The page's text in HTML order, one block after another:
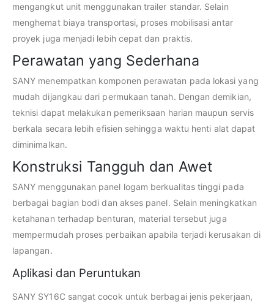
mengangkut unit menggunakan trailer standar. Selain
menghemat biaya transportasi, proses mobilisasi antar
proyek juga menjadi lebih cepat dan praktis.
Perawatan yang Sederhana
SANY menempatkan komponen perawatan pada lokasi yang
mudah dijangkau dari permukaan tanah. Dengan demikian,
teknisi dapat melakukan pemeriksaan harian maupun servis
berkala secara lebih efisien sehingga waktu henti alat dapat
diminimalkan.
Konstruksi Tangguh dan Awet
SANY menggunakan panel logam berkualitas tinggi pada
berbagai bagian bodi dan akses panel. Selain meningkatkan
ketahanan terhadap benturan, material tersebut juga
mempermudah proses perbaikan apabila terjadi kerusakan di
lapangan.
Aplikasi dan Peruntukan
SANY SY16C sangat cocok untuk berbagai jenis pekerjaan,